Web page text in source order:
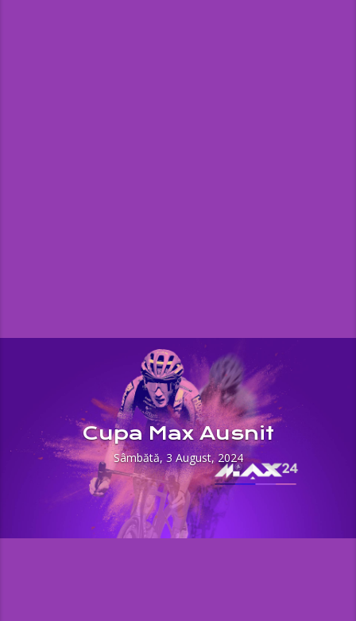
Cupa Max Ausnit
Sâmbătă, 3 August, 2024